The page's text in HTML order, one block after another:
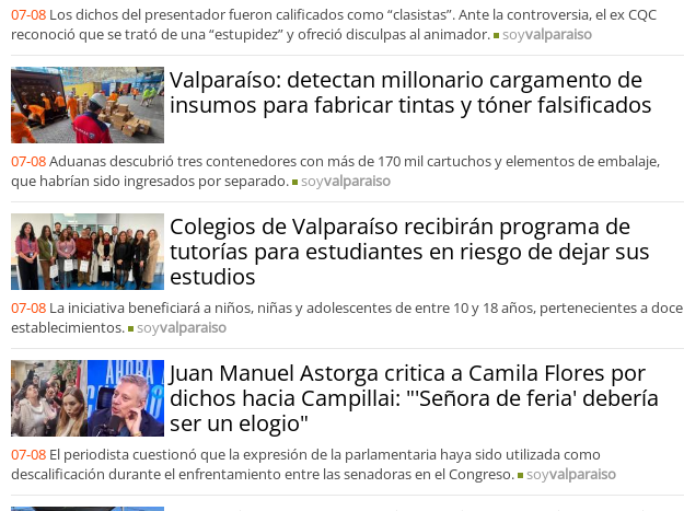
07-08 Los dichos del presentador fueron calificados como “clasistas”. Ante la controversia, el ex CQC
reconoció que se trató de una “estupidez” y ofreció disculpas al animador.
soyvalparaiso
Valparaíso: detectan millonario cargamento de
insumos para fabricar tintas y tóner falsificados
07-08Aduanas descubrió tres contenedores con más de 170 mil cartuchos y elementos de embalaje,
que habrían sido ingresados por separado.
soyvalparaiso
Colegios de Valparaíso recibirán programa de
tutorías para estudiantes en riesgo de dejar sus
estudios
07-08 La iniciativa beneficiará a niños, niñas y adolescentes de entre 10 y 18 años, pertenecientes a doce
establecimientos.
soyvalparaiso
Juan Manuel Astorga critica a Camila Flores por
dichos hacia Campillai: "'Señora de feria' debería
ser un elogio"
07-08 El periodista cuestionó que la expresión de la parlamentaria haya sido utilizada como
descalificación durante el enfrentamiento entre las senadoras en el Congreso.
soyvalparaiso